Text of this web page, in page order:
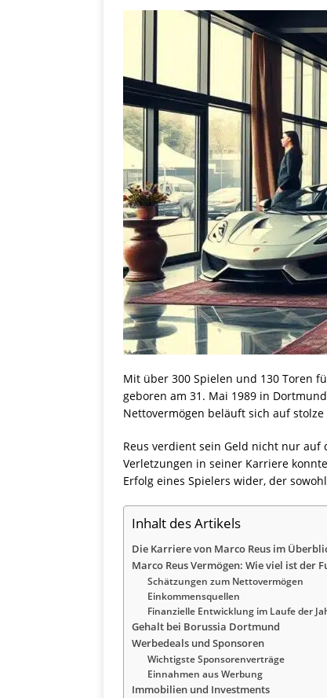
Mit über 300 Spielen und 130 Toren
geboren am 31. Mai 1989 in
Nettovermögen beläuft sich auf
Reus verdient sein Geld nicht nur
Verletzungen in seiner Karriere
Erfolg eines Spielers wider, der
Inhalt des Artikels
Die Karriere von Marco Reus im
Marco Reus Vermögen: Wie viel ist der
Schätzungen zum Nettovermögen
Einkommensquellen
Finanzielle Entwicklung im Laufe der
Gehalt bei Borussia Dortmund
Werbedeals und Sponsoren
Wichtigste Sponsorenverträge
Einnahmen aus Werbung
Immobilien und Investments